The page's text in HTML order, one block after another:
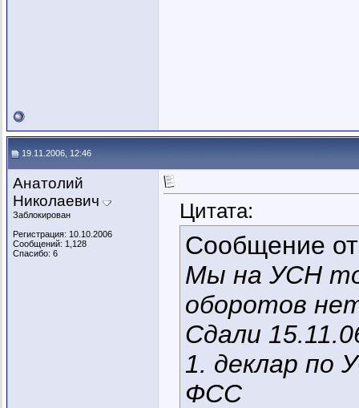
19.11.2006, 12:46
Анатолий
Николаевич
Заблокирован
Регистрация: 10.10.2006
Сообщений: 1,128
Спасибо: 6
Цитата:
Сообщение
Мы на УСН
оборотов
Сдали
1. деклар по
ФСС